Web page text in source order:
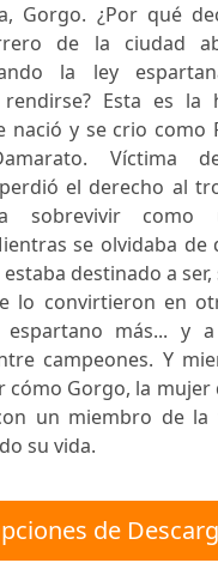
Gorgo. ¿Por qué
de la ciudad
la ley
Esta es la
nació y se crio como
Víctima
el derecho al
sobrevivir como
se olvidaba de
destinado a
lo convirtieron en
espartano más... y
campeones. Y
cómo Gorgo, la mujer
un miembro de la
su vida.
de